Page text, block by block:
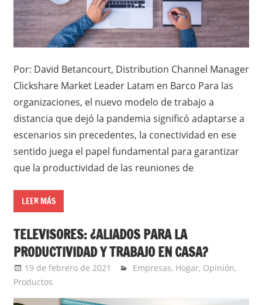
Por: David Betancourt, Distribution Channel Manager
Clickshare Market Leader Latam en Barco Para las
organizaciones, el nuevo modelo de trabajo a
distancia que dejó la pandemia significó adaptarse a
escenarios sin precedentes, la conectividad en ese
sentido juega el papel fundamental para garantizar
que la productividad de las reuniones de
LEER MÁS
TELEVISORES: ¿ALIADOS PARA LA
PRODUCTIVIDAD Y TRABAJO EN CASA?
19 de febrero de 2021 Ernesto Herrera
Empresas, Hogar, Opinión,
Productos